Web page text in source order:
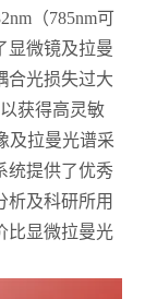
（785nm可
显微镜及拉曼
合光损失过大
获得高灵敏
及拉曼光谱采
统提供了优秀
析及科研所用
比显微拉曼光